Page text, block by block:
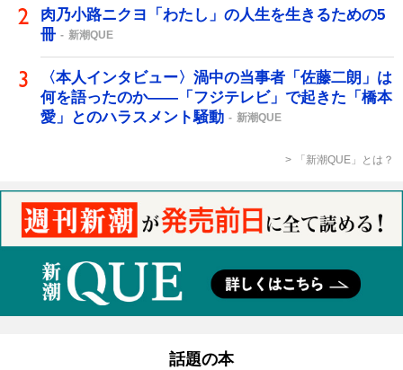
肉乃小路ニクヨ「わたし」の人生を生きるための5
冊
新潮QUE
〈本人インタビュー〉渦中の当事者「佐藤二朗」は
何を語ったのか――「フジテレビ」で起きた「橋本
愛」とのハラスメント騒動
新潮QUE
「新潮QUE」とは？
話題の本